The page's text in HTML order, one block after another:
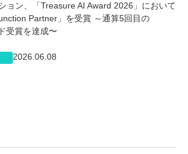
ョン、「Treasure AI Award 2026」において
Partner」を受賞 ～通算5回目の
受賞を達成〜
2026.06.08